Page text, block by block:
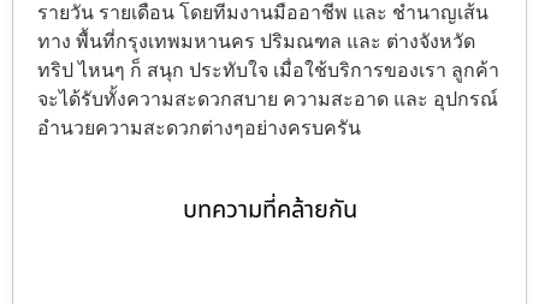
รายวัน รายเดือน โดยทีมงานมืออาชีพ และ ชำนาญเส้น
ทาง พื้นที่กรุงเทพมหานคร ปริมณฑล และ ต่างจังหวัด
ทริป ไหนๆ ก็ สนุก ประทับใจ เมื่อใช้บริการของเรา ลูกค้า
จะได้รับทั้งความสะดวกสบาย ความสะอาด และ อุปกรณ์
อำนวยความสะดวกต่างๆอย่างครบครัน
บทความที่คล้ายกัน